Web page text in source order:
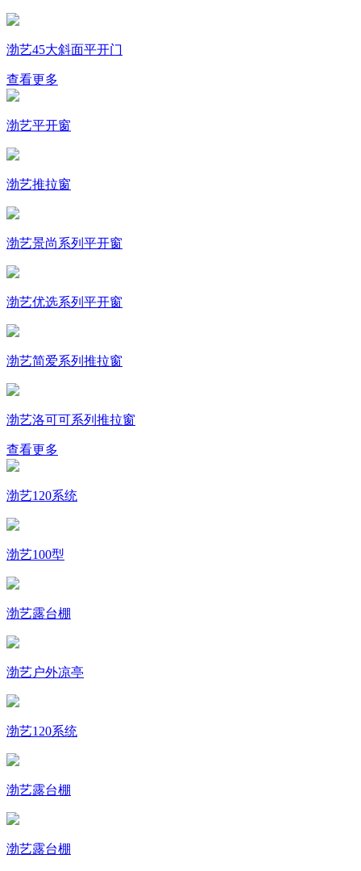
渤艺45大斜面平开门
查看更多
渤艺平开窗
渤艺推拉窗
渤艺景尚系列平开窗
渤艺优选系列平开窗
渤艺简爱系列推拉窗
渤艺洛可可系列推拉窗
查看更多
渤艺120系统
渤艺100型
渤艺露台棚
渤艺户外凉亭
渤艺120系统
渤艺露台棚
渤艺露台棚